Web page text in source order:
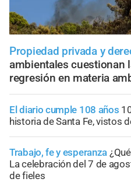
Propiedad privada y
ambientales cuestionan
regresión en materia
El diario cumple 108 años
historia de Santa Fe, vistos
Trabajo, fe y esperanza
La celebración del 7 de
de fieles